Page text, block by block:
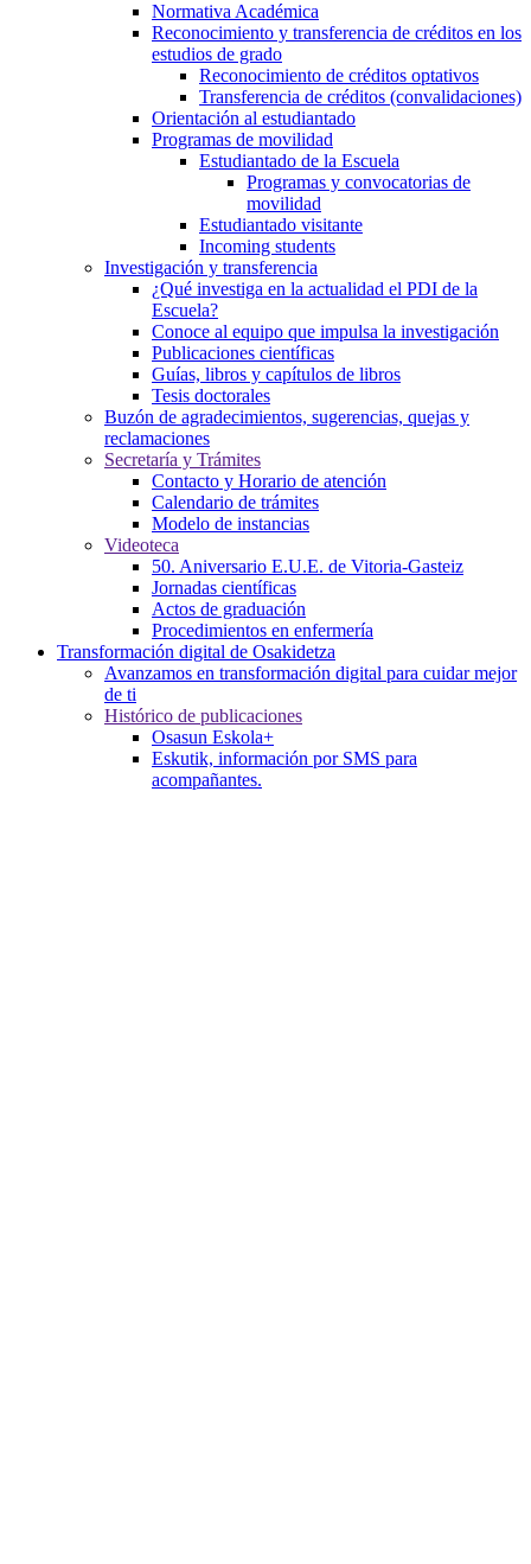
Normativa Académica
Reconocimiento y transferencia de créditos en los
estudios de grado
Reconocimiento de créditos optativos
Transferencia de créditos (convalidaciones)
Orientación al estudiantado
Programas de movilidad
Estudiantado de la Escuela
Programas y convocatorias de
movilidad
Estudiantado visitante
Incoming students
Investigación y transferencia
¿Qué investiga en la actualidad el PDI de la
Escuela?
Conoce al equipo que impulsa la investigación
Publicaciones científicas
Guías, libros y capítulos de libros
Tesis doctorales
Buzón de agradecimientos, sugerencias, quejas y
reclamaciones
Secretaría y Trámites
Contacto y Horario de atención
Calendario de trámites
Modelo de instancias
Videoteca
50. Aniversario E.U.E. de Vitoria-Gasteiz
Jornadas científicas
Actos de graduación
Procedimientos en enfermería
Transformación digital de Osakidetza
Avanzamos en transformación digital para cuidar mejor
de ti
Histórico de publicaciones
Osasun Eskola+
Eskutik, información por SMS para
acompañantes.